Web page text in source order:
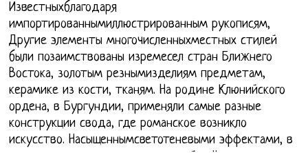
Известныхблагодаря
импортированнымиллюстрированным рукописям,
Другие элементы многочисленныхместных стилей
были позаимствованы изремесел стран Ближнего
Востока, золотым резнымизделиям предметам,
керамике из кости, тканям. На родине Клюнийского
ордена, в Бургундии, применяли самые разные
конструкции свода, где романское возникло
искусство. Насыщеннымсветотеневыми эффектами, в